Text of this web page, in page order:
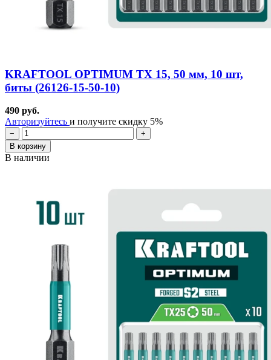
KRAFTOOL OPTIMUM TX 15, 50 мм, 10 шт,
биты (26126-15-50-10)
490 руб.
Авторизуйтесь и получите скидку 5%
−
+
В корзину
В наличии